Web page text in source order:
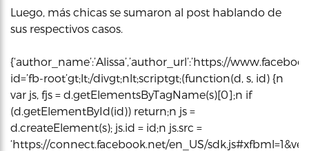
Luego, más chicas se sumaron al post hablando de
sus respectivos casos.
{‘author_name’:’Alissa’,’author_url’:’https://
id=’fb-root’gt;lt;/divgt;nlt;scriptgt;(function(d, s, id) {n
var js, fjs = d.getElementsByTagName(s)[0];n if
(d.getElementById(id)) return;n js =
d.createElement(s); js.id = id;n js.src =
‘https://connect.facebook.net/en_US/